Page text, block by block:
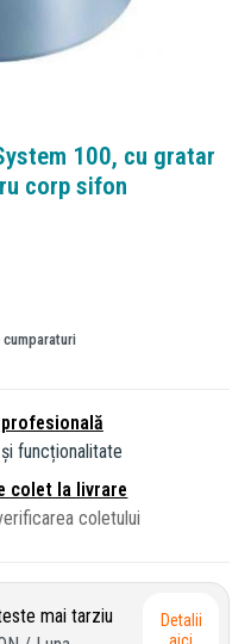
100, cu gratar
corp sifon
funcționalitate
colet la livrare
coletului
mai tarziu
Detalii
aici